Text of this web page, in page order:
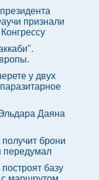
признали
у двух
Даяна
брони
передумал
базу